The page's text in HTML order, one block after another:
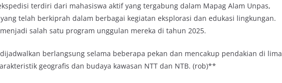
terdiri dari mahasiswa aktif yang tergabung dalam Mapag Alam Unpas,
telah berkiprah dalam berbagai kegiatan eksplorasi dan edukasi lingkungan.
salah satu program unggulan mereka di tahun 2025.
berlangsung selama beberapa pekan dan mencakup pendakian di lima
geografis dan budaya kawasan NTT dan NTB. (rob)**